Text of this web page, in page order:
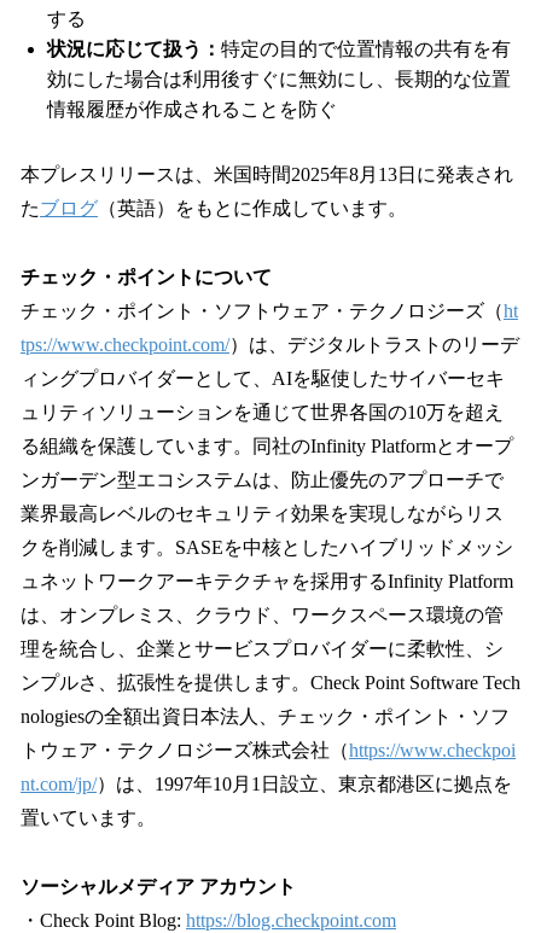
する
状況に応じて扱う： 特定の目的で位置情報の共有を有
効にした場合は利用後すぐに無効にし、長期的な位置
情報履歴が作成されることを防ぐ
本プレスリリースは、米国時間2025年8月13日に発表され
たブログ （英語）をもとに作成しています。
チェック・ポイントについて
チェック・ポイント・ソフトウェア・テクノロジーズ（ht
tps://www.checkpoint.com/）は、デジタルトラストのリーデ
ィングプロバイダーとして、AIを駆使したサイバーセキ
ュリティソリューションを通じて世界各国の10万を超え
る組織を保護しています。同社のInfinity Platformとオープ
ンガーデン型エコシステムは、防止優先のアプローチで
業界最高レベルのセキュリティ効果を実現しながらリス
クを削減します。SASEを中核としたハイブリッドメッシ
ュネットワークアーキテクチャを採用するInfinity Platform
は、オンプレミス、クラウド、ワークスペース環境の管
理を統合し、企業とサービスプロバイダーに柔軟性、シ
ンプルさ、拡張性を提供します。Check Point Software Tech
nologiesの全額出資日本法人、チェック・ポイント・ソフ
トウェア・テクノロジーズ株式会社（https://www.checkpoi
nt.com/jp/）は、1997年10月1日設立、東京都港区に拠点を
置いています。
ソーシャルメディア アカウント
・Check Point Blog: https://blog.checkpoint.com